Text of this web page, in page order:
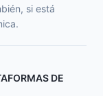
si está
DE